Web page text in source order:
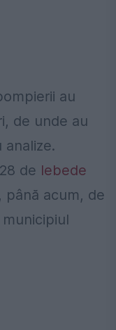
au
de unde au
de lebede
acum, de